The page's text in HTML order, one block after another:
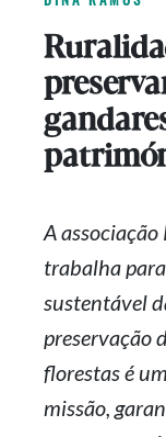
A
trabalha
sustentável
preservação
florestas é
missão,